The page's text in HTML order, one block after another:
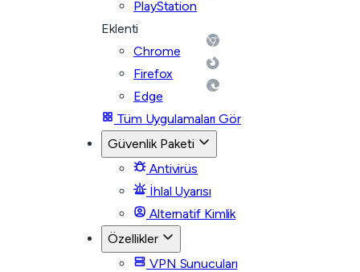
PlayStation
Eklenti
Chrome
Firefox
Edge
Tüm Uygulamaları Gör
Güvenlik Paketi
Antivirüs
İhlal Uyarısı
Alternatif Kimlik
Özellikler
VPN Sunucuları